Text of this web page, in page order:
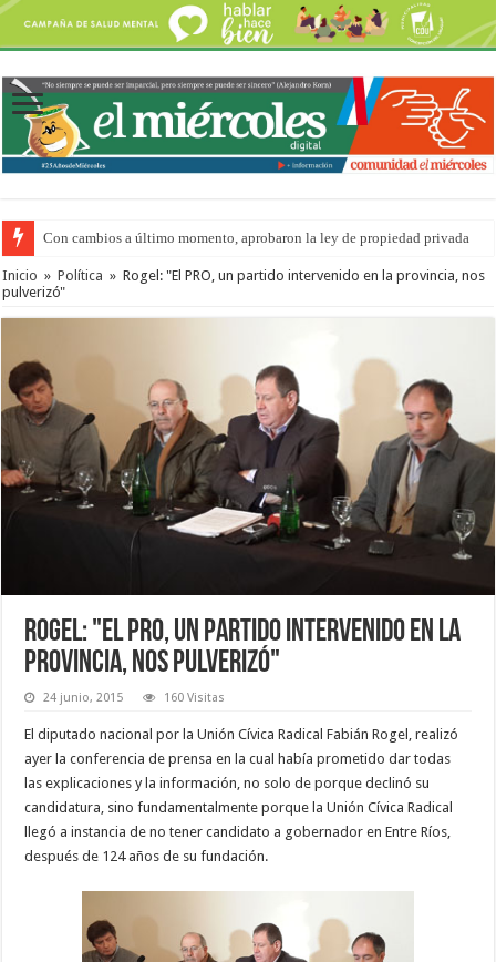
Con cambios a último momento, aprobaron la ley de propiedad privada
Inicio » Política » Rogel: "El PRO, un partido intervenido en la provincia, nos
pulverizó"
Rogel: "El PRO, un partido intervenido en la
provincia, nos pulverizó"
24 junio, 2015 160 Visitas
El diputado nacional por la Unión Cívica Radical Fabián Rogel, realizó
ayer la conferencia de prensa en la cual había prometido dar todas
las explicaciones y la información, no solo de porque declinó su
candidatura, sino fundamentalmente porque la Unión Cívica Radical
llegó a instancia de no tener candidato a gobernador en Entre Ríos,
después de 124 años de su fundación.